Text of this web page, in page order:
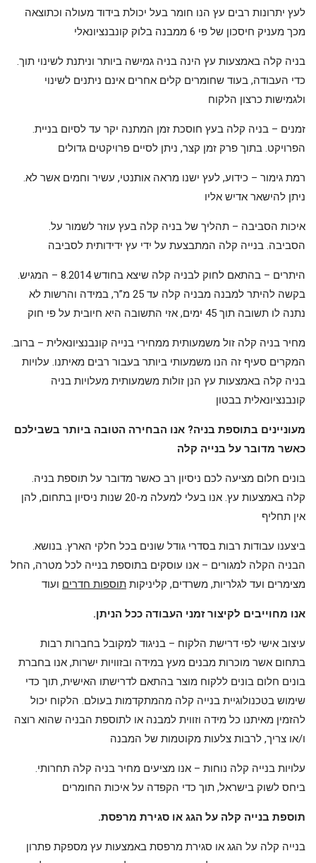
לעץ יתרונות רבים עץ הנו חומר בעל יכולת בידוד מעולה וכתוצאה
מכך מעניק חיסכון של פי 6 ממבנה בלוק קונבנציונאלי
.בניה קלה באמצעות עץ הינה בניה גמישה ביותר וניתנת לשינוי תוך
כדי העבודה, בעוד שחומרים קלים אחרים אינם ניתנים לשינוי
ולגמישות כרצון הלקוח
.זמנים – בניה קלה בעץ חוסכת זמן המתנה יקר עד לסיום בניית
הפרויקט. בתוך פרק זמן קצר, ניתן לסיים פרויקטים גדולים
.רמת גימור – כידוע, לעץ ישנו מראה אותנטי, עשיר וחמים אשר לא
ניתן להישאר אדיש אליו
.איכות הסביבה – תהליך של בניה קלה בעץ עוזר לשמור על
הסביבה. בנייה קלה המתבצעת על ידי עץ ידידותית לסביבה
.היתרים – בהתאם לחוק לבניה קלה שיצא בחודש 8.2014 – המגיש
בקשה להיתר למבנה מבניה קלה עד 25 מ”ר, במידה והרשות לא
נתנה לו תשובה תוך 45 ימים, אזי התשובה היא חיובית על פי חוק
.מחיר בניה קלה זול משמעותית ממחירי בנייה קונבנציונאלית – ברוב
המקרים סעיף זה הנו משמעותי ביותר בעבור רבים מאיתנו. עלויות
בניה קלה באמצעות עץ הנן זולות משמעותית מעלויות בניה
קונבנציונאלית בבטון
מעוניינים בתוספת בניה? אנו הבחירה הטובה ביותר בשבילכם
כאשר מדובר על בנייה קלה
.בונים חלום מציעה לכם ניסיון רב כאשר מדובר על תוספת בניה
קלה באמצעות עץ. אנו בעלי למעלה מ-20 שנות ניסיון בתחום, להן
אין תחליף
.ביצענו עבודות רבות בסדרי גודל שונים בכל חלקי הארץ. בנושא
הבניה הקלה למגורים – אנו עוסקים בתוספת בנייה לכל מטרה, החל
מצימרים ועד לגלריות, משרדים, קליניקות תוספות חדרים ועוד
.אנו מחוייבים לקיצור זמני העבודה ככל הניתן
עיצוב אישי לפי דרישת הלקוח – בניגוד למקובל בחברות רבות
בתחום אשר מוכרות מבנים מעץ במידה ובזוויות ישרות, אנו בחברת
בונים חלום בונים ללקוח מוצר בהתאם לדרישתו האישית, תוך כדי
שימוש בטכנולוגיית בנייה קלה מהמתקדמות בעולם. הלקוח יכול
להזמין מאיתנו כל מידה וזווית למבנה או לתוספת הבניה שהוא רוצה
ו/או צריך, לרבות צלעות מקוטמות של המבנה
.עלויות בנייה קלה נוחות – אנו מציעים מחיר בניה קלה תחרותי
ביחס לשוק בישראל, תוך כדי הקפדה על איכות החומרים
.תוספת בנייה קלה על הגג או סגירת מרפסת
בנייה קלה על הגג או סגירת מרפסת באמצעות עץ מספקת פתרון